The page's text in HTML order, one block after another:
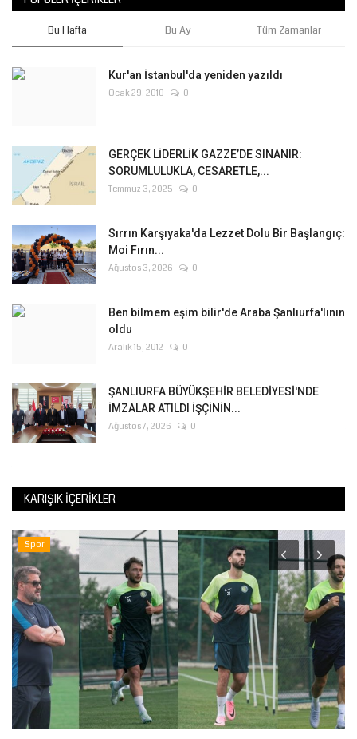
Bu Hafta Bu Ay Tüm Zamanlar
Kur'an İstanbul'da yeniden yazıldı
Ocak 29, 2010 0
GERÇEK LİDERLİK GAZZE’DE SINANIR:
SORUMLULUKLA, CESARETLE,...
Temmuz 3, 2025 0
Sırrın Karşıyaka'da Lezzet Dolu Bir Başlangıç:
Moi Fırın...
Ağustos 3, 2026 0
Ben bilmem eşim bilir'de Araba Şanlıurfa'lının
oldu
Aralık 15, 2012 0
ŞANLIURFA BÜYÜKŞEHİR BELEDİYESİ'NDE
İMZALAR ATILDI İŞÇİNİN...
Ağustos 7, 2026 0
KARIŞIK İÇERIKLER
Spor